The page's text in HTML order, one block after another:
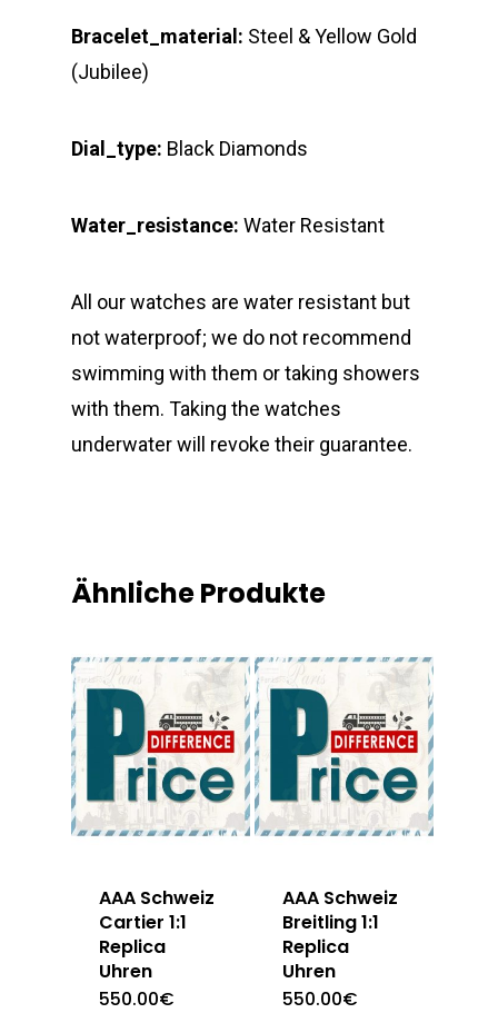
Bracelet_material: Steel & Yellow Gold
(Jubilee)
Dial_type: Black Diamonds
Water_resistance: Water Resistant
All our watches are water resistant but
not waterproof; we do not recommend
swimming with them or taking showers
with them. Taking the watches
underwater will revoke their guarantee.
Ähnliche Produkte
AAA Schweiz
Cartier 1:1
Replica
Uhren
550.00€
AAA Schweiz
Breitling 1:1
Replica
Uhren
550.00€